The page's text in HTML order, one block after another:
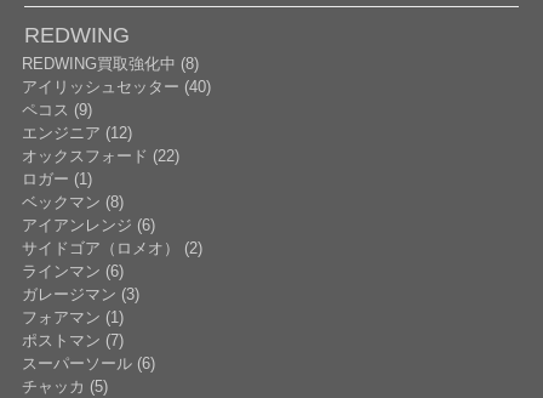
REDWING
REDWING買取強化中 (8)
アイリッシュセッター (40)
ペコス (9)
エンジニア (12)
オックスフォード (22)
ロガー (1)
ベックマン (8)
アイアンレンジ (6)
サイドゴア（ロメオ） (2)
ラインマン (6)
ガレージマン (3)
フォアマン (1)
ポストマン (7)
スーパーソール (6)
チャッカ (5)